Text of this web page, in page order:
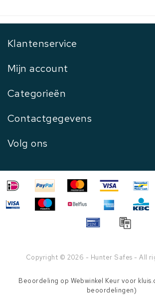
Klantenservice
Mijn account
Categorieën
Contactgegevens
Volg ons
Copyright © 2026 - Hunter Safes - All
Beoordeling op Webwinkel Keur voor
beoordelingen)